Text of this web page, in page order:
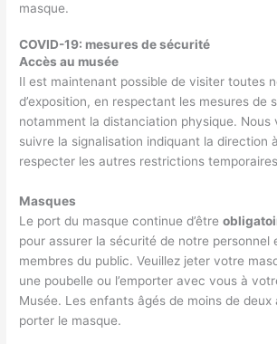
masque.
COVID-19: mesures de sécurité
Accès au musée
Il est maintenant possible de visiter toutes
d’exposition, en respectant les mesures de
notamment la distanciation physique. Nous
suivre la signalisation indiquant la direction
respecter les autres restrictions
Masques
Le port du masque continue d’être
pour assurer la sécurité de notre personnel
membres du public. Veuillez jeter votre
une poubelle ou l’emporter avec vous à
Musée. Les enfants âgés de moins de deux
porter le masque.